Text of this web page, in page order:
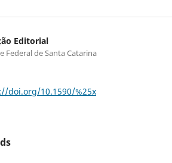
Editorial
Federal de Santa Catarina
doi.org/10.1590/%25x